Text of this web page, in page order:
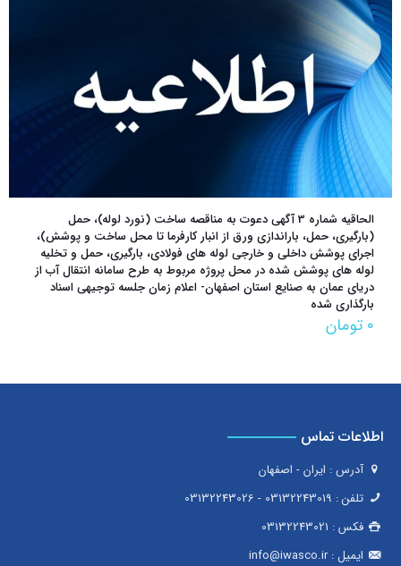
الحاقیه شماره 3 آگهی دعوت به مناقصه ساخت (نورد لوله)، حمل
(بارگیری، حمل، باراندازی ورق از انبار کارفرما تا محل ساخت و پوشش)،
اجرای پوشش داخلی و خارجی لوله های فولادی، بارگیری، حمل و تخلیه
لوله های پوشش شده در محل پروژه مربوط به طرح سامانه انتقال آب از
دریای عمان به صنایع استان اصفهان- اعلام زمان جلسه توجیهی اسناد
بارگذاری شده
۰ تومان
اطلاعات تماس
آدرس : ایران - اصفهان
تلفن : 03132243019
-
03132243026
فکس : 03132243021
ایمیل :info@iwasco.ir